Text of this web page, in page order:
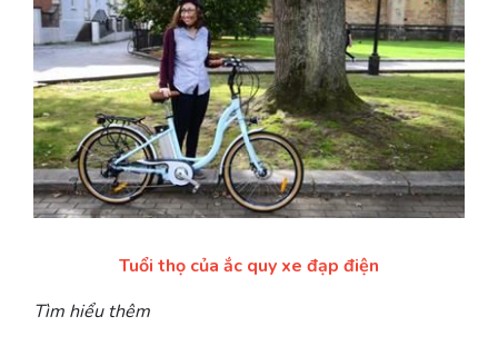
Tuổi thọ của ắc quy xe đạp điện
Tìm hiểu thêm